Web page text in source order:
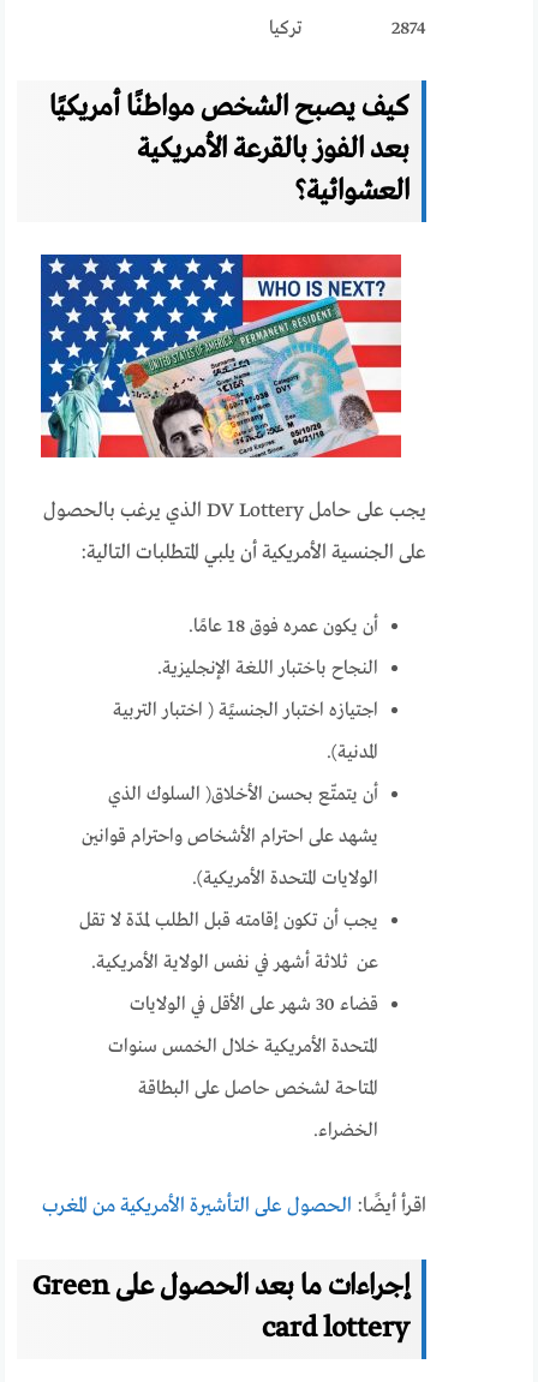
2874
تركيا
كيف يصبح الشخص مواطنًا أمريكيًا
بعد الفوز بالقرعة الأمريكية
العشوائية؟
يجب على حاملDV Lottery الذي يرغب بالحصول
على الجنسية الأمريكية أن يلبي المتطلبات التالية:
أن يكون عمره فوق 18 عامًا.
النجاح باختبار اللغة الإنجليزية.
اجتيازه اختبار الجنسيًة ( اختبار التربية
المدنية).
أن يتمتّع بحسن الأخلاق( السلوك الذي
يشهد على احترام الأشخاص واحترام قوانين
الولايات المتحدة الأمريكية).
يجب أن تكون إقامته قبل الطلب لمدّة لا تقل
عن ثلاثة أشهر في نفس الولاية الأمريكية.
قضاء 30 شهر على الأقل في الولايات
المتحدة الأمريكية خلال الخمس سنوات
المتاحة لشخص حاصل على البطاقة
الخضراء.
اقرأ أيضًا: الحصول على التأشيرة الأمريكية من المغرب
إجراءات ما بعد الحصول علىGreen
card lottery